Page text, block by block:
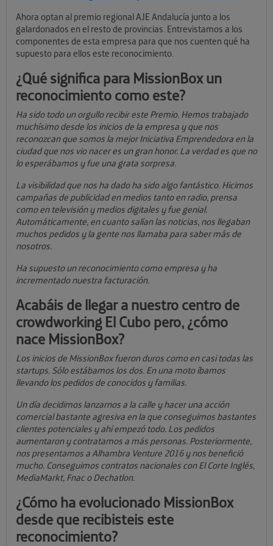
Ahora optan al premio regional AJE Andalucía junto a los
galardonados en el resto de provincias. Entrevistamos a los
componentes de esta empresa para que nos cuenten qué ha
supuesto para ellos este reconocimiento.
¿Qué significa para MissionBox un
reconocimiento como este?
Ha sido todo un orgullo recibir este Premio. Hemos trabajado
muchísimo desde los inicios de la empresa y que nos
reconozcan que somos la mejor Iniciativa Emprendedora en la
ciudad que nos vio nacer es un gran honor. La verdad es que no
lo esperábamos y fue una grata sorpresa.
La visibilidad que nos ha dado ha sido algo fantástico. Hicimos
campañas de publicidad en medios tanto en radio, prensa
como en televisión y medios digitales y fue genial.
Automáticamente, en cuanto salían las noticias, nos llegaban
muchos pedidos y la gente nos llamaba para saber más de
nosotros.
Ha supuesto un reconocimiento como empresa y ha
incrementado nuestra facturación.
Acabáis de llegar a nuestro centro de
crowdworking El Cubo pero, ¿cómo
nace MissionBox?
Los inicios de MissionBox fueron duros como en casi todas las
startups. Sólo estábamos los dos. En una moto íbamos
llevando los pedidos de conocidos y familias.
Un día decidimos lanzarnos a la calle y hacer una acción
comercial bastante agresiva en la que conseguimos bastantes
clientes potenciales y ahí empezó todo. Los pedidos
aumentaron y contratamos a más personas. Posteriormente,
nos presentamos a Alhambra Venture 2016 y nos benefició
mucho. Conseguimos contratos nacionales con El Corte Inglés,
MediaMarkt, Fnac o Dechatlon.
¿Cómo ha evolucionado MissionBox
desde que recibisteis este
reconocimiento?